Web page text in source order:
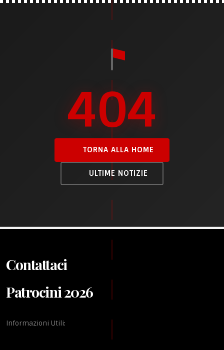
404
TORNA ALLA HOME
ULTIME NOTIZIE
Contattaci
Patrocini 2026
Informazioni Utili: